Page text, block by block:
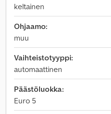
keltainen
Ohjaamo:
muu
Vaihteistotyyppi:
automaattinen
Päästöluokka:
Euro 5